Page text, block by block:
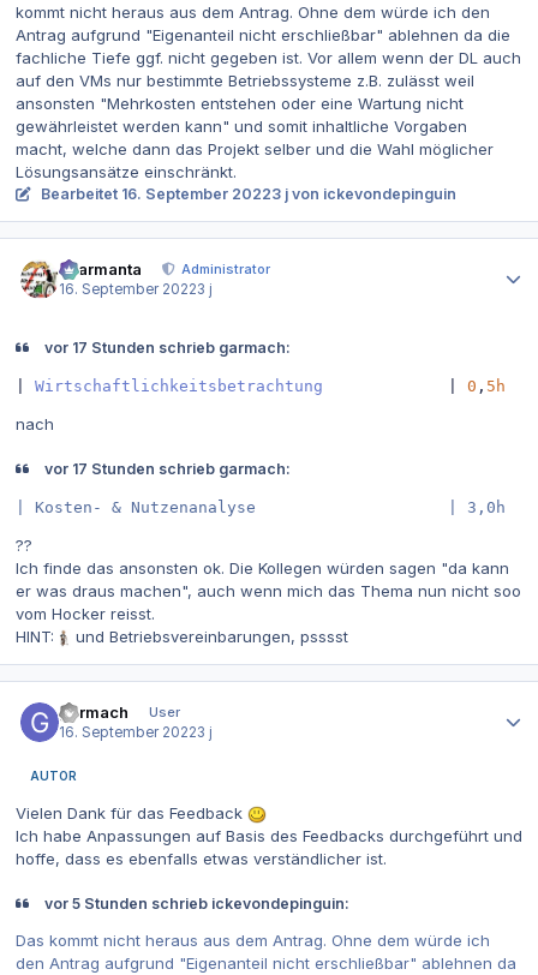
kommt nicht heraus aus dem Antrag. Ohne dem würde ich den
Antrag aufgrund "Eigenanteil nicht erschließbar" ablehnen da die
fachliche Tiefe ggf. nicht gegeben ist. Vor allem wenn der DL auch
auf den VMs nur bestimmte Betriebssysteme z.B. zulässt weil
ansonsten "Mehrkosten entstehen oder eine Wartung nicht
gewährleistet werden kann" und somit inhaltliche Vorgaben
macht, welche dann das Projekt selber und die Wahl möglicher
Lösungsansätze einschränkt.
Bearbeitet 16. September 20223 j von ickevondepinguin
charmanta
Administrator
16. September 20223 j
vor 17 Stunden schrieb garmach:
Wirtschaftlichkeitsbetrachtung 0 , 5h
nach
vor 17 Stunden schrieb garmach:
| Kosten- & Nutzenanalyse                    | 3,0h
??
Ich finde das ansonsten ok. Die Kollegen würden sagen "da kann
er was draus machen", auch wenn mich das Thema nun nicht soo
vom Hocker reisst.
HINT:
und Betriebsvereinbarungen, psssst
garmach
User
16. September 20223 j
AUTOR
Vielen Dank für das Feedback
Ich habe Anpassungen auf Basis des Feedbacks durchgeführt und
hoffe, dass es ebenfalls etwas verständlicher ist.
vor 5 Stunden schrieb ickevondepinguin:
Das kommt nicht heraus aus dem Antrag. Ohne dem würde ich
den Antrag aufgrund "Eigenanteil nicht erschließbar" ablehnen da